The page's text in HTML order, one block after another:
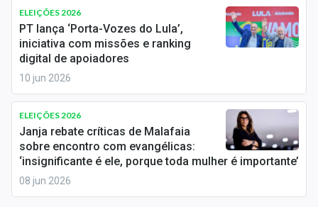
ELEIÇÕES 2026
PT lança ‘Porta-Vozes do Lula’,
iniciativa com missões e ranking
digital de apoiadores
10 jun 2026
ELEIÇÕES 2026
Janja rebate críticas de Malafaia
sobre encontro com evangélicas:
‘insignificante é ele, porque toda mulher é importante’
08 jun 2026